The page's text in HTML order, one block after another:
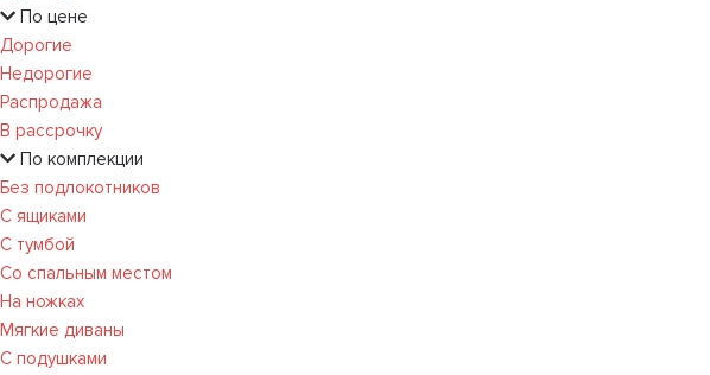
По цене
Дорогие
Недорогие
Распродажа
В рассрочку
По комплекции
Без подлокотников
С ящиками
С тумбой
Со спальным местом
На ножках
Мягкие диваны
С подушками